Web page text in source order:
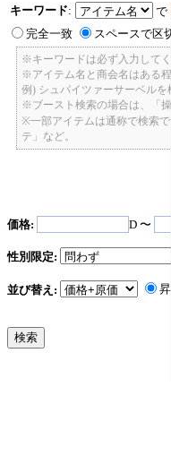
キーワード:
で
完全一致
スペースで区
※キーワードは必ず入力してく
※アイテム名と商会名はある
例) シュバイツァーサーベル
※ブースト検索の場合は、「
※一部アイテムは通称で検索
テ」など。
価格: D 〜
性別限定:
並び替え: